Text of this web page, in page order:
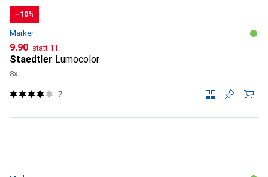
−10%
Marker
CHF
9.90 statt CHF
11.–
Staedtler Lumocolor
8x
7